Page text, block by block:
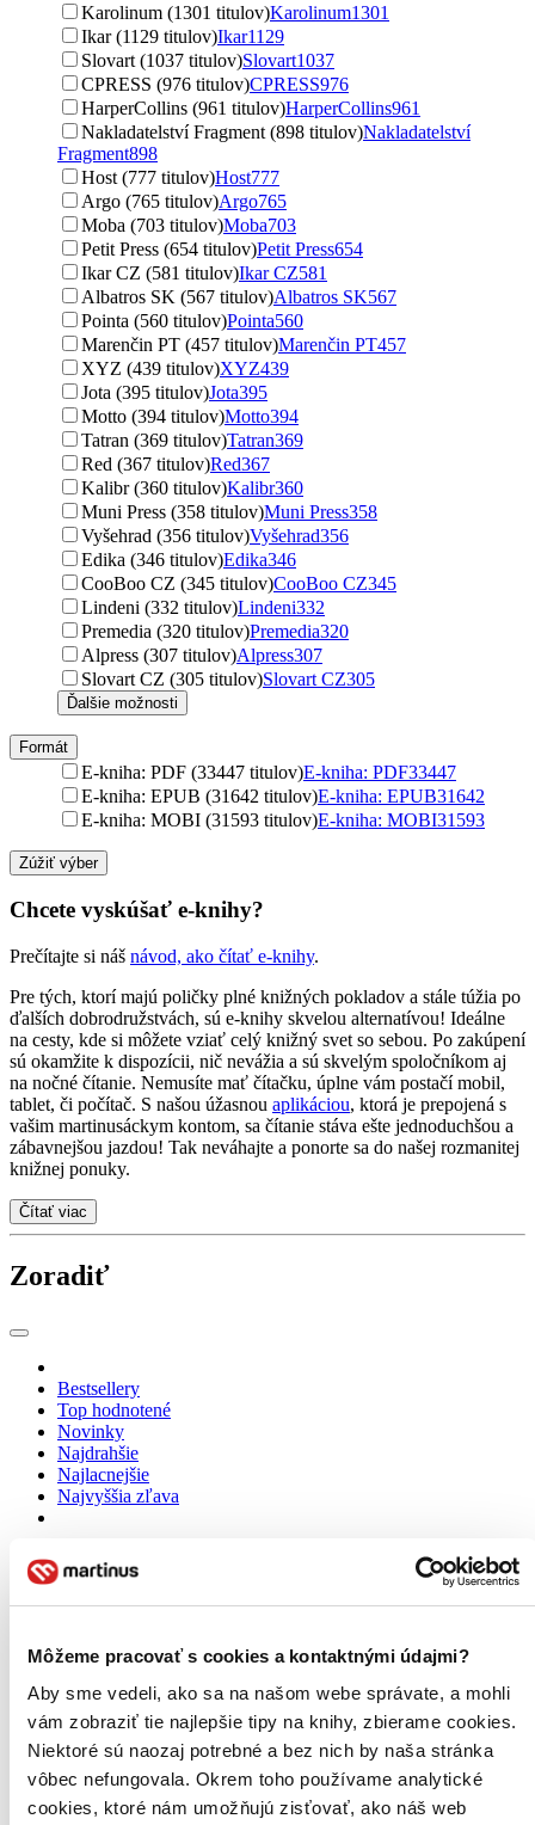
Môžeme pracovať s cookies a kontaktnými údajmi?
Aby sme vedeli, ako sa na našom webe správate, a mohli
vám zobraziť tie najlepšie tipy na knihy, zbierame cookies.
Niektoré sú naozaj potrebné a bez nich by naša stránka
vôbec nefungovala. Okrem toho používame analytické
cookies, ktoré nám umožňujú zisťovať, ako náš web
Karolinum (1301 titulov)Karolinum1301
Ikar (1129 titulov)Ikar1129
Slovart (1037 titulov)Slovart1037
CPRESS (976 titulov)CPRESS976
HarperCollins (961 titulov)HarperCollins961
Nakladatelství Fragment (898 titulov)Nakladatelství
Fragment898
Host (777 titulov)Host777
Argo (765 titulov)Argo765
Moba (703 titulov)Moba703
Petit Press (654 titulov)Petit Press654
Ikar CZ (581 titulov)Ikar CZ581
Albatros SK (567 titulov)Albatros SK567
Pointa (560 titulov)Pointa560
Marenčin PT (457 titulov)Marenčin PT457
XYZ (439 titulov)XYZ439
Jota (395 titulov)Jota395
Motto (394 titulov)Motto394
Tatran (369 titulov)Tatran369
Red (367 titulov)Red367
Kalibr (360 titulov)Kalibr360
Muni Press (358 titulov)Muni Press358
Vyšehrad (356 titulov)Vyšehrad356
Edika (346 titulov)Edika346
CooBoo CZ (345 titulov)CooBoo CZ345
Lindeni (332 titulov)Lindeni332
Premedia (320 titulov)Premedia320
Alpress (307 titulov)Alpress307
Slovart CZ (305 titulov)Slovart CZ305
Ďalšie možnosti
Formát
E-kniha: PDF (33447 titulov)E-kniha: PDF33447
E-kniha: EPUB (31642 titulov)E-kniha: EPUB31642
E-kniha: MOBI (31593 titulov)E-kniha: MOBI31593
Zúžiť výber
Chcete vyskúšať e-knihy?
Prečítajte si náš návod, ako čítať e-knihy.
Pre tých, ktorí majú poličky plné knižných pokladov a stále túžia po
ďalších dobrodružstvách, sú e-knihy skvelou alternatívou! Ideálne
na cesty, kde si môžete vziať celý knižný svet so sebou. Po zakúpení
sú okamžite k dispozícii, nič nevážia a sú skvelým spoločníkom aj
na nočné čítanie. Nemusíte mať čítačku, úplne vám postačí mobil,
tablet, či počítač. S našou úžasnou aplikáciou, ktorá je prepojená s
vašim martinusáckym kontom, sa čítanie stáva ešte jednoduchšou a
zábavnejšou jazdou! Tak neváhajte a ponorte sa do našej rozmanitej
knižnej ponuky.
Čítať viac
Zoradiť
Bestsellery
Top hodnotené
Novinky
Najdrahšie
Najlacnejšie
Najvyššia zľava
Použité filtre
Zrušiť filtre
dostupnéE-knihy